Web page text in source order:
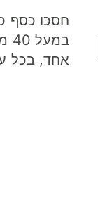
אחד, בכל